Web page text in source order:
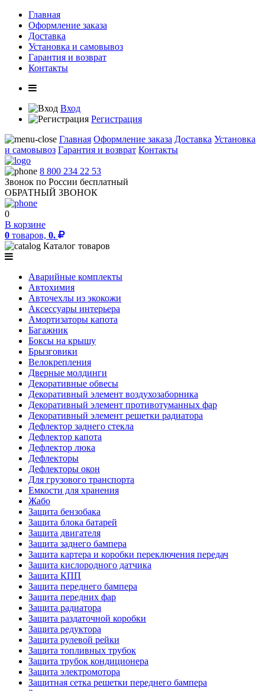
Главная
Оформление заказа
Доставка
Установка и самовывоз
Гарантия и возврат
Контакты
Вход
Регистрация
Главная Оформление заказа Доставка Установка
и самовывоз Гарантия и возврат Контакты
8 800 234 22 53
Звонок по России бесплатный
ОБРАТНЫЙ ЗВОНОК
0
В корзине
0 товаров, 0.
Каталог товаров
Аварийные комплекты
Автохимия
Авточехлы из экокожи
Аксессуары интерьера
Амортизаторы капота
Багажник
Боксы на крышу
Брызговики
Велокрепления
Дверные молдинги
Декоративные обвесы
Декоративный элемент воздухозаборника
Декоративный элемент противотуманных фар
Декоративный элемент решетки радиатора
Дефлектор заднего стекла
Дефлектор капота
Дефлектор люка
Дефлекторы
Дефлекторы окон
Для грузового транспорта
Емкости для хранения
Жабо
Защита бензобака
Защита блока батарей
Защита двигателя
Защита заднего бампера
Защита картера и коробки переключения передач
Защита кислородного датчика
Защита КПП
Защита переднего бампера
Защита передних фар
Защита радиатора
Защита раздаточной коробки
Защита редуктора
Защита рулевой рейки
Защита топливных трубок
Защита трубок кондиционера
Защита электромотора
Защитная сетка решетки переднего бампера